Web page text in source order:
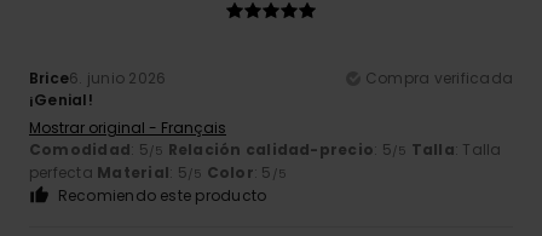
Brice6. junio 2026
Compra verificada
¡Genial!
Mostrar original - Français
Comodidad: 5/5 Relación calidad-precio: 5/5 Talla: Talla
perfecta Material: 5/5 Color: 5 /5
Recomiendo este producto